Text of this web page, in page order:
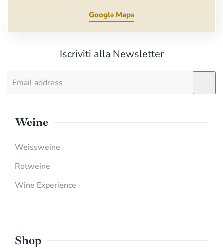
Google Maps
Iscriviti alla Newsletter
Weine
Weissweine
Rotweine
Wine Experience
Shop